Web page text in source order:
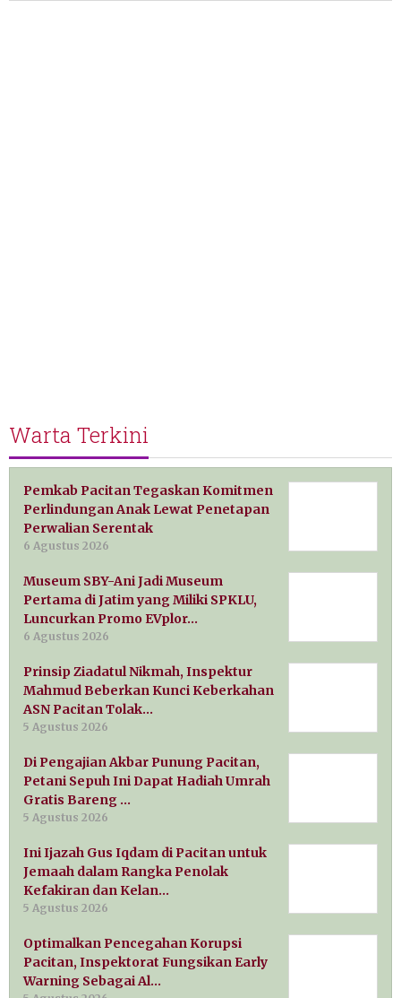
Warta Terkini
Pemkab Pacitan Tegaskan Komitmen
Perlindungan Anak Lewat Penetapan
Perwalian Serentak
6 Agustus 2026
Museum SBY-Ani Jadi Museum
Pertama di Jatim yang Miliki SPKLU,
Luncurkan Promo EVplor…
6 Agustus 2026
Prinsip Ziadatul Nikmah, Inspektur
Mahmud Beberkan Kunci Keberkahan
ASN Pacitan Tolak…
5 Agustus 2026
Di Pengajian Akbar Punung Pacitan,
Petani Sepuh Ini Dapat Hadiah Umrah
Gratis Bareng …
5 Agustus 2026
Ini Ijazah Gus Iqdam di Pacitan untuk
Jemaah dalam Rangka Penolak
Kefakiran dan Kelan…
5 Agustus 2026
Optimalkan Pencegahan Korupsi
Pacitan, Inspektorat Fungsikan Early
Warning Sebagai Al…